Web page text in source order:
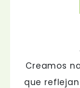
Creamos
que